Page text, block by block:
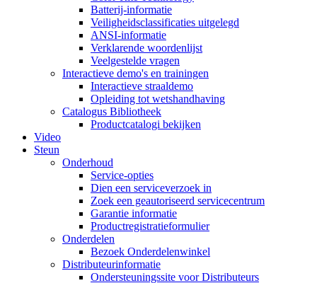
Batterij-informatie
Veiligheidsclassificaties uitgelegd
ANSI-informatie
Verklarende woordenlijst
Veelgestelde vragen
Interactieve demo's en trainingen
Interactieve straaldemo
Opleiding tot wetshandhaving
Catalogus Bibliotheek
Productcatalogi bekijken
Video
Steun
Onderhoud
Service-opties
Dien een serviceverzoek in
Zoek een geautoriseerd servicecentrum
Garantie informatie
Productregistratieformulier
Onderdelen
Bezoek Onderdelenwinkel
Distributeurinformatie
Ondersteuningssite voor Distributeurs